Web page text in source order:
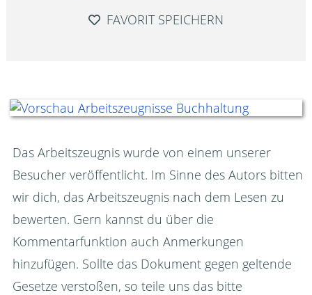
FAVORIT SPEICHERN
Das Arbeitszeugnis wurde von einem unserer
Besucher veröffentlicht. Im Sinne des Autors bitten
wir dich, das Arbeitszeugnis nach dem Lesen zu
bewerten. Gern kannst du über die
Kommentarfunktion auch Anmerkungen
hinzufügen. Sollte das Dokument gegen geltende
Gesetze verstoßen, so teile uns das bitte